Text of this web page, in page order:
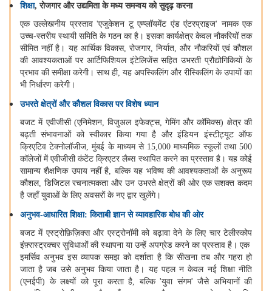
शिक्षा,रोजगार और उद्यमिता के मध्य समन्वय को सुदृढ़ करना
एक उल्लेखनीय प्रस्ताव'एजुकेशन टू एम्प्लॉयमेंट एंड एंटरप्राइज' नामक एक
उच्च-स्तरीय स्थायी समिति के गठन का है। इसका कार्यक्षेत्र केवल नौकरियों तक
सीमित नहीं है। यह आर्थिक विकास,रोजगार,निर्यात ,और नौकरियों एवं कौशल
की आवश्यकताओं पर आर्टिफिशियल इंटेलिजेंस सहित उभरती प्रौद्योगिकियों के
प्रभाव की समीक्षा करेगी। साथ ही, यह अपस्किलिंग और रीस्किलिंग के उपायों का
भी निर्धारण करेगी।
उभरते क्षेत्रों और कौशल विकास पर विशेष ध्यान
बजट में एवीजीसी (एनिमेशन,विजुअल इफेक्ट्स, गेमिंग और कॉमिक्स) क्षेत्र की
बढ़ती संभावनाओं को स्वीकार किया गया है और इंडियन इंस्टीट्यूट ऑफ
क्रिएटिव टेक्नोलॉजीज ,मुंबई के माध्यम से 15,000माध्यमिक स्कूलों तथा500
कॉलेजों में एवीजीसी कंटेंट क्रिएटर लैब्स स्थापित करने का प्रस्ताव है। यह कोई
सामान्य शैक्षणिक उपाय नहीं है
बल्कि यह भविष्य की आवश्यकताओं के अनुरूप
कौशल, डिजिटल रचनात्मकता और उन उभरते क्षेत्रों की ओर एक सशक्त कदम
है जहाँ युवाओं के लिए अवसरों के नए द्वार खुलेंगे।
अनुभव-आधारित शिक्षा: किताबी ज्ञान से व्यावहारिक बोध की ओर
बजट में एस्ट्रोफ़िज़िक्स और एस्ट्रोनॉमी को बढ़ावा देने के लिए चार टेलीस्कोप
इंफ़्रास्ट्रक्चर सुविधाओं की स्थापना या उन्हें अपग्रेड करने का प्रस्ताव है। एक
इमर्सिव अनुभव इस व्यापक समझ को दर्शाता है कि सीखना तब और गहरा हो
जाता है जब उसे अनुभव किया जाता है। यह पहल न केवल नई शिक्षा नीति
(एनईपी) के लक्ष्यों को पूरा करता है
बल्कि 'युवा संगम' जैसे अभियानों की